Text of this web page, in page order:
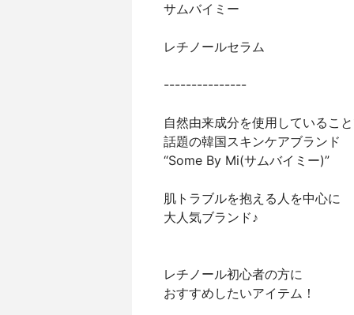
サムバイミー
レチノールセラム
---------------
自然由来成分を使用しているこ
話題の韓国スキンケアブランド
“Some By Mi(サムバイミー)”
肌トラブルを抱える人を中心に
大人気ブランド♪
レチノール初心者の方に
おすすめしたいアイテム！